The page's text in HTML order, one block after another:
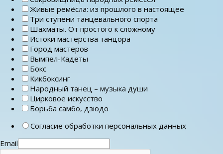
Живые ремёсла: из прошлого в настоящее
Три ступени танцевального спорта
Шахматы. От простого к сложному
Истоки мастерства танцора
Город мастеров
Вымпел-Кадеты
Бокс
Кикбоксинг
Народный танец – музыка души
Цирковое искусство
Борьба самбо, дзюдо
Согласие обработки персональных данных
Email